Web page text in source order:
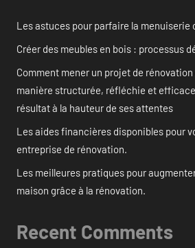
Les astuces pour parfaire la menuiserie
Créer des meubles en bois : processus
Comment mener un projet de rénovation
manière structurée, réfléchie et
résultat à la hauteur de ses attentes
Les aides financières disponibles pour
entreprise de rénovation.
Les meilleures pratiques pour
maison grâce à la rénovation.
Recent Comments